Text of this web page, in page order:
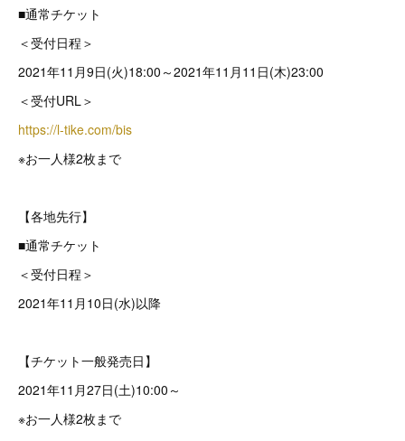
■通常チケット
＜受付日程＞
2021年11月9日(火)18:00～2021年11月11日(木)23:00
＜受付URL＞
https://l-tike.com/bis
※お一人様2枚まで
【各地先行】
■通常チケット
＜受付日程＞
2021年11月10日(水)以降
【チケット一般発売日】
2021年11月27日(土)10:00～
※お一人様2枚まで